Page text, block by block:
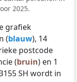
2025.
grafiek
(blauw), 14
postcode
(bruin) en 1
SH wordt in